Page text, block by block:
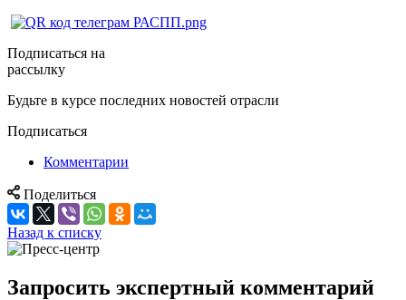
Подписаться на
рассылку
Будьте в курсе последних новостей отрасли
Подписаться
Комментарии
Поделиться
Назад к списку
Запросить экспертный комментарий